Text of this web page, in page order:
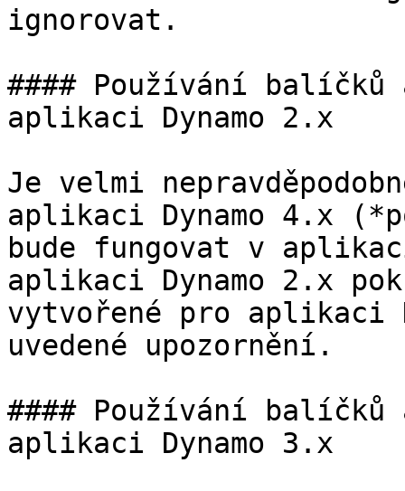
ignorovat.
#### Používání balíčků
aplikaci Dynamo 2.x
Je velmi
aplikaci Dynamo 4.x
bude fungovat v
aplikaci Dynamo 2.x
vytvořené pro aplikaci
uvedené upozornění.
#### Používání balíčků
aplikaci Dynamo 3.x